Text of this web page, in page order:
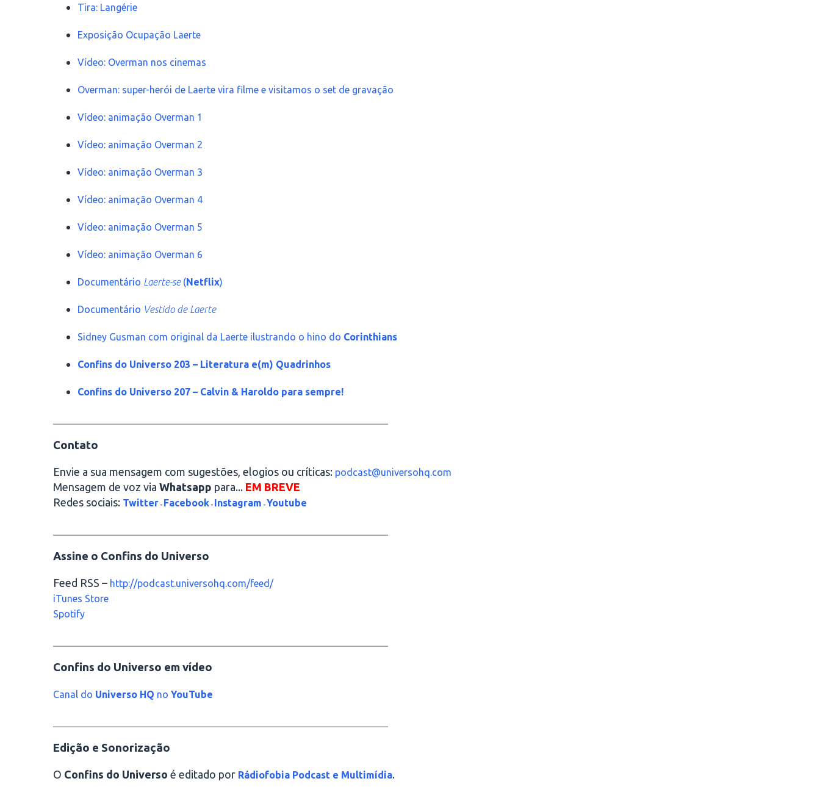
Tira: Langérie
Exposição Ocupação Laerte
Vídeo: Overman nos cinemas
Overman: super-herói de Laerte vira filme e visitamos o set de gravação
Vídeo: animação Overman 1
Vídeo: animação Overman 2
Vídeo: animação Overman 3
Vídeo: animação Overman 4
Vídeo: animação Overman 5
Vídeo: animação Overman 6
Documentário Laerte-se(Netflix)
Documentário Vestido de Laerte
Sidney Gusman com original da Laerte ilustrando o hino do Corinthians
Confins do Universo 203 – Literatura e(m) Quadrinhos
Confins do Universo 207 – Calvin & Haroldo para sempre!
Contato
Envie a sua mensagem com sugestões, elogios ou críticas: podcast@universohq.com
Mensagem de voz via Whatsapp para... EM BREVE
Redes sociais: Twitter - Facebook - Instagram - Youtube
Assine o Confins do Universo
Feed RSS – http://podcast.universohq.com/feed/
iTunes Store
Spotify
Confins do Universo em vídeo
Canal do Universo HQ no YouTube
Edição e Sonorização
O Confins do Universo é editado por Rádiofobia Podcast e Multimídia.